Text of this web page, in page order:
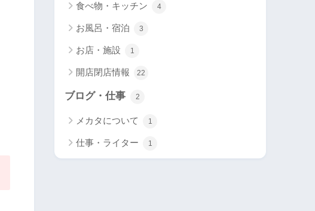
食べ物・キッチン 4
お風呂・宿泊 3
お店・施設 1
開店閉店情報 22
ブログ・仕事 2
メカタについて 1
仕事・ライター 1